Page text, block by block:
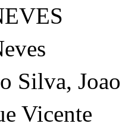
Silva, Joao
Vicente